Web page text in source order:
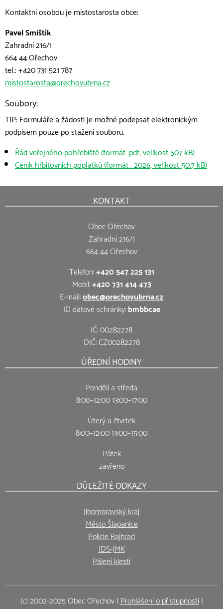
Kontaktní osobou je místostarosta obce:
Pavel Smištík
Zahradní 216/1
664 44 Ořechov
tel.: +420 731 521 787
místostarosta@orechovubrna.cz
Soubory:
TIP: Formuláře a žádosti je možné podepsat elektronickým
podpisem pouze po stažení souboru.
Řád veřejného pohřebiště (formát .pdf, velikost 507 kB)
Ceník hřbitovních poplatků (formát . 2026, velikost 50.7 kB)
KONTAKT
Obec Ořechov
Zahradní 216/1
664 44 Ořechov
Telefon:+420 547 225 131
Mobil:+420 731 414 473
E-mail:obec@orechovubrna.cz
ID datové schránky:bmbbcae
IČ: 00282278
DIČ: CZ00282278
ÚŘEDNÍ HODINY
Pondělí a středa
8:00–12:00 13:00–17:00
Úterý a čtvrtek
8:00–12:00 13:00–15:00
Pátek
zavřeno
DŮLEŽITÉ ODKAZY
Jihomoravský kraj
Město Šlapanice
Policie Rajhrad
IDS-JMK
Pálení klestí
(c) 2002-2025 Obec Ořechov | Prohlášení o přístupnosti |